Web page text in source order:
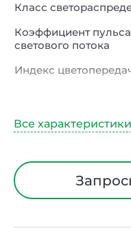
Класс
Коэффициент
светового потока
Индекс
Угол рассеивания
Диапазон рабочих
температур